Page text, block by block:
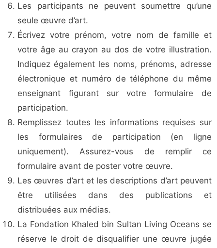
Les participants ne peuvent soumettre qu’une
seule œuvre d’art.
Écrivez votre prénom, votre nom de famille et
votre âge au crayon au dos de votre illustration.
Indiquez également les noms, prénoms, adresse
électronique et numéro de téléphone du même
enseignant figurant sur votre formulaire de
participation.
Remplissez toutes les informations requises sur
les formulaires de participation (en ligne
uniquement). Assurez-vous de remplir ce
formulaire avant de poster votre œuvre.
Les œuvres d’art et les descriptions d’art peuvent
être utilisées dans des publications et
distribuées aux médias.
La Fondation Khaled bin Sultan Living Oceans se
réserve le droit de disqualifier une œuvre jugée